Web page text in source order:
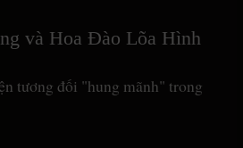
và Hoa Đào Lõa Hình
tương đối "hung mãnh" trong